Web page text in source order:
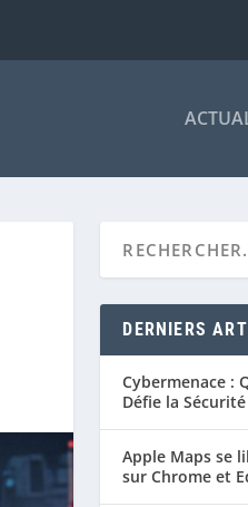
DERNIERS
Cybermenace :
Défie la Sécurité
Apple Maps se
sur Chrome et